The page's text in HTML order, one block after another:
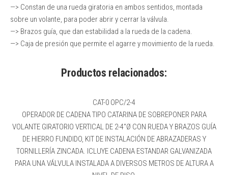
—> Constan de una rueda giratoria en ambos sentidos, montada
sobre un volante, para poder abrir y cerrar la válvula.
—> Brazos guía, que dan estabilidad a la rueda de la cadena.
—> Caja de presión que permite el agarre y movimiento de la rueda.
Productos relacionados:
CAT-0 OPC/2-4
OPERADOR DE CADENA TIPO CATARINA DE SOBREPONER PARA
VOLANTE GIRATORIO VERTICAL DE 2-4″Ø CON RUEDA Y BRAZOS GUÍA
DE HIERRO FUNDIDO, KIT DE INSTALACIÓN DE ABRAZADERAS Y
TORNILLERÍA ZINCADA. ICLUYE CADENA ESTANDAR GALVANIZADA
PARA UNA VÁLVULA INSTALADA A DIVERSOS METROS DE ALTURA A